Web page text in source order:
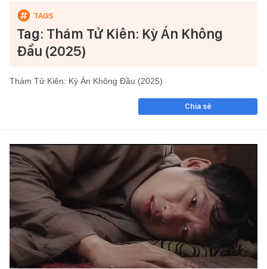
Tag: Thám Tử Kiên: Kỳ Án Không
Đầu (2025)
Thám Tử Kiên: Kỳ Án Không Đầu (2025)
Chia sẻ